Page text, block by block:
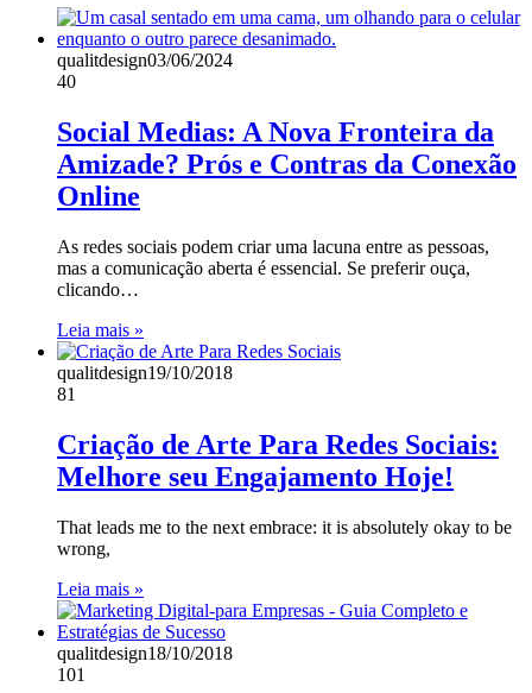
qualitdesign03/06/2024
40
Social Medias: A Nova Fronteira da
Amizade? Prós e Contras da Conexão
Online
As redes sociais podem criar uma lacuna entre as pessoas,
mas a comunicação aberta é essencial. Se preferir ouça,
clicando…
Leia mais »
qualitdesign19/10/2018
81
Criação de Arte Para Redes Sociais:
Melhore seu Engajamento Hoje!
That leads me to the next embrace: it is absolutely okay to be
wrong,
Leia mais »
qualitdesign18/10/2018
101